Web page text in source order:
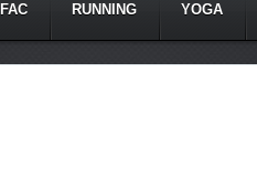
FAC RUNNING YOGA